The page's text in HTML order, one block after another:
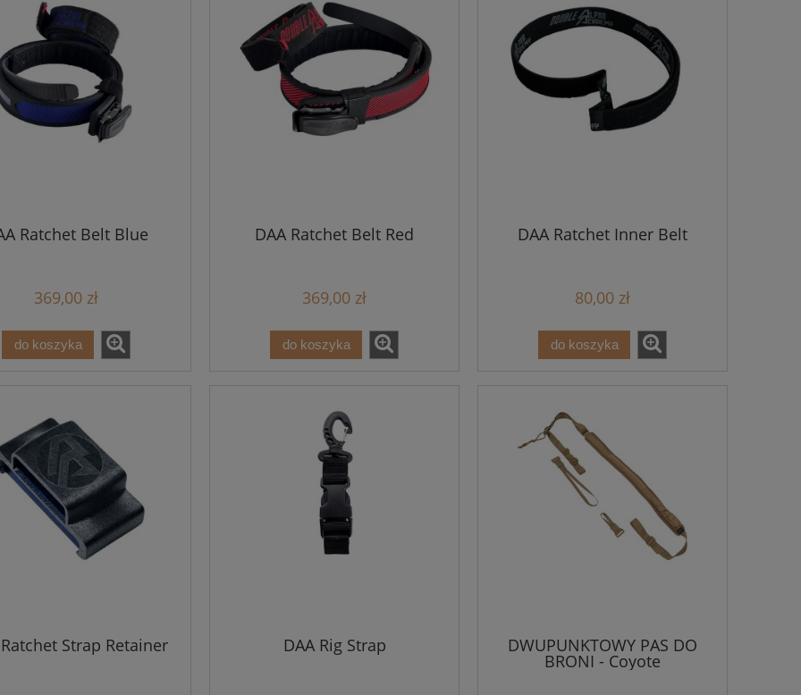
Ratchet Belt Blue
369,00 zł
do koszyka
DAA Ratchet Belt Red
369,00 zł
do koszyka
DAA Ratchet Inner Belt
80,00 zł
do koszyka
Strap Retainer DAA Rig Strap DWUPUNKTOWY PAS DO
BRONI - Coyote